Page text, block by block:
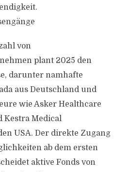
von
plant 2025 den
darunter namhafte
aus Deutschland und
wie Asker Healthcare
Kestra Medical
USA. Der direkte Zugang
ab dem ersten
aktive Fonds von